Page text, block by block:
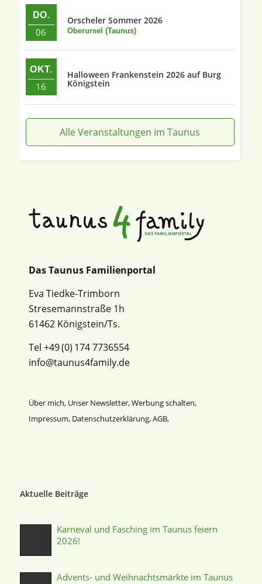
DO.
06
Orscheler Sommer 2026
Oberursel (Taunus)
OKT.
16
Halloween Frankenstein 2026 auf Burg
Königstein
Alle Veranstaltungen im Taunus
Das Taunus Familienportal
Eva Tiedke-Trimborn
Stresemannstraße 1h
61462 Königstein/Ts.
Tel +49 (0) 174 7736554
info@taunus4family.de
Über mich, Unser Newsletter,Werbung schalten,
Impressum, Datenschutz­erklärung,AGB,
Aktuelle Beiträge
Karneval und Fasching im Taunus feiern
2026!
Advents- und Weihnachtsmärkte im Taunus